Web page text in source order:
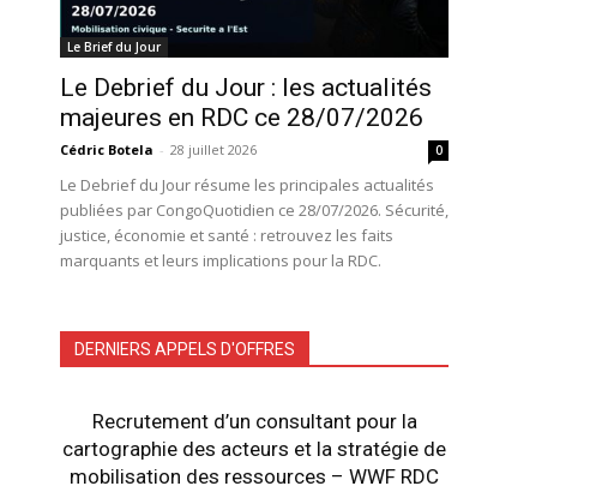
Le Brief du Jour
Le Debrief du Jour : les actualités
majeures en RDC ce 28/07/2026
Cédric Botela - 28 juillet 2026 0
Le Debrief du Jour résume les principales actualités
publiées par CongoQuotidien ce 28/07/2026. Sécurité,
justice, économie et santé : retrouvez les faits
marquants et leurs implications pour la RDC.
DERNIERS APPELS D'OFFRES
Recrutement d’un consultant pour la
cartographie des acteurs et la stratégie de
mobilisation des ressources – WWF RDC